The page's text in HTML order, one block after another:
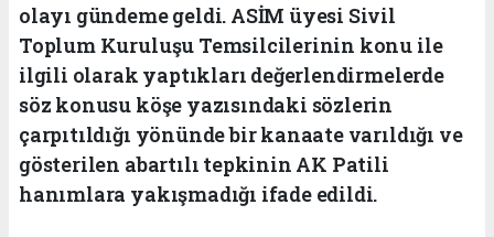
olayı gündeme geldi. ASİM üyesi Sivil
Toplum Kuruluşu Temsilcilerinin konu ile
ilgili olarak yaptıkları değerlendirmelerde
söz konusu köşe yazısındaki sözlerin
çarpıtıldığı yönünde bir kanaate varıldığı ve
gösterilen abartılı tepkinin AK Patili
hanımlara yakışmadığı ifade edildi.